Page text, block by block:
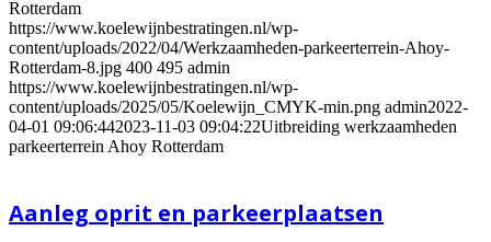
Rotterdam
https://www.koelewijnbestratingen.nl/wp-
content/uploads/2022/04/Werkzaamheden-parkeerterrein-Ahoy-
Rotterdam-8.jpg 400 495 admin
https://www.koelewijnbestratingen.nl/wp-
content/uploads/2025/05/Koelewijn_CMYK-min.png admin2022-
04-01 09:06:442023-11-03 09:04:22Uitbreiding werkzaamheden
parkeerterrein Ahoy Rotterdam
Aanleg oprit en parkeerplaatsen